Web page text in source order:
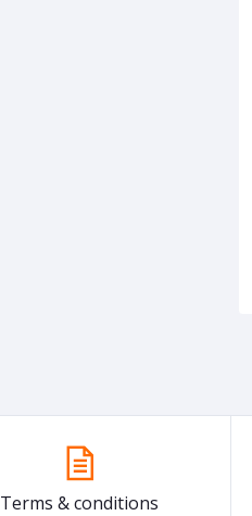
Terms & conditions